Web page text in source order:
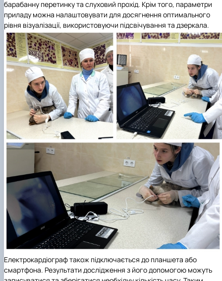
барабанну перетинку та слуховий прохід. Крім того, параметри
приладу можна налаштовувати для досягнення оптимального
рівня візуалізації, використовуючи підсвічування та дзеркала.
Електрокардіограф також підключається до планшета або
смартфона. Результати дослідження з його допомогою можуть